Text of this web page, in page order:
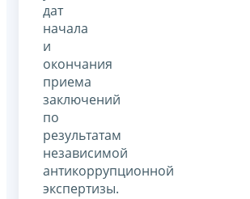
дат
начала
и
окончания
приема
заключений
по
результатам
независимой
антикоррупционной
экспертизы.